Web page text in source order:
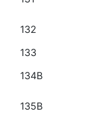
132
133
134B
135B